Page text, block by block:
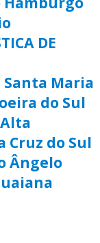
DE
Maria
do Sul
Cruz do Sul
Ângelo